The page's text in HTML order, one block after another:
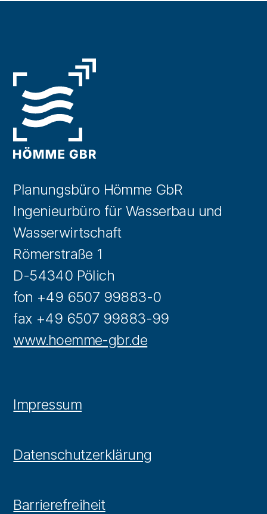
Planungsbüro Hömme GbR
Ingenieurbüro für Wasserbau und
Wasserwirtschaft
Römerstraße 1
D-54340 Pölich
fon +49 6507 99883-0
fax +49 6507 99883-99
www.hoemme-gbr.de
Impressum
Datenschutzerklärung
Barrierefreiheit